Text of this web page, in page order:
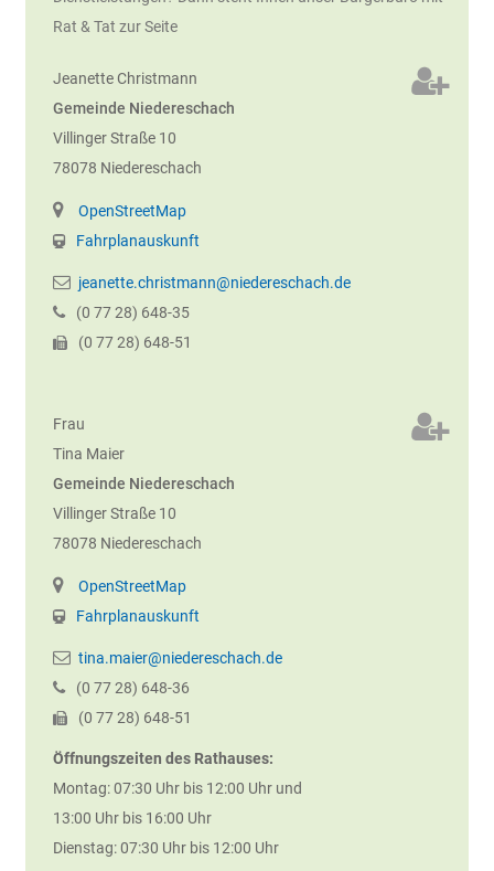
Rat & Tat zur Seite
JeanetteChristmann
Gemeinde Niedereschach
Villinger Straße 10
78078 Niedereschach
OpenStreetMap
Fahrplanauskunft
jeanette.christmann@niedereschach.de
(0 7728) 648-35
(0 7728) 648-51
Frau
Tina Maier
Gemeinde Niedereschach
Villinger Straße 10
78078 Niedereschach
OpenStreetMap
Fahrplanauskunft
tina.maier@niedereschach.de
(0 7728) 648-36
(0 7728) 648-51
Öffnungszeiten des Rathauses:
Montag: 07:30 Uhr bis 12:00 Uhr und
13:00 Uhr bis 16:00 Uhr
Dienstag: 07:30 Uhr bis 12:00 Uhr